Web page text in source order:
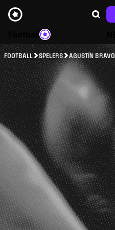
FOOTBALL SPELERS AGUSTÍN BRAVO